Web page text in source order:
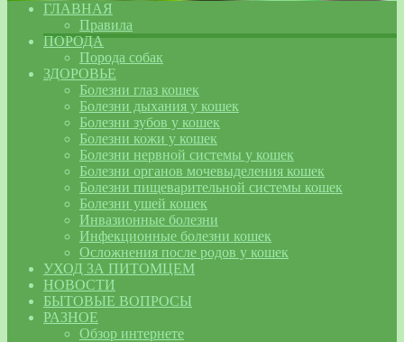
ГЛАВНАЯ
Правила
ПОРОДА
Порода собак
ЗДОРОВЬЕ
Болезни глаз кошек
Болезни дыхания у кошек
Болезни зубов у кошек
Болезни кожи у кошек
Болезни нервной системы у кошек
Болезни органов мочевыделения кошек
Болезни пищеварительной системы кошек
Болезни ушей кошек
Инвазионные болезни
Инфекционные болезни кошек
Осложнения после родов у кошек
УХОД ЗА ПИТОМЦЕМ
НОВОСТИ
БЫТОВЫЕ ВОПРОСЫ
РАЗНОЕ
Обзор интернете